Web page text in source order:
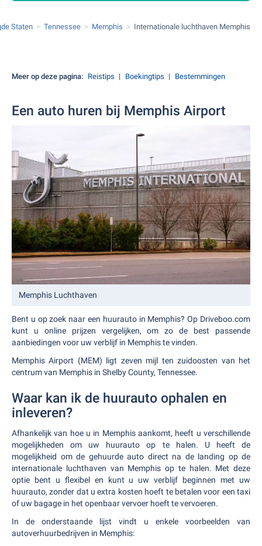
Staten Tennessee Memphis Internationale luchthaven Memphis
Meer op deze pagina: Reistips Boekingtips Bestemmingen
Een auto huren bij Memphis Airport
Memphis Luchthaven
Bent u op zoek naar een huurauto in Memphis? Op Driveboo.com
kunt u online prijzen vergelijken, om zo de best passende
aanbiedingen voor uw verblijf in Memphis te vinden.
Memphis Airport (MEM) ligt zeven mijl ten zuidoosten van het
centrum van Memphis in Shelby County, Tennessee.
Waar kan ik de huurauto ophalen en
inleveren?
Afhankelijk van hoe u in Memphis aankomt, heeft u verschillende
mogelijkheden om uw huurauto op te halen. U heeft de
mogelijkheid om de gehuurde auto direct na de landing op de
internationale luchthaven van Memphis op te halen. Met deze
optie bent u flexibel en kunt u uw verblijf beginnen met uw
huurauto, zonder dat u extra kosten hoeft te betalen voor een taxi
of uw bagage in het openbaar vervoer hoeft te vervoeren.
In de onderstaande lijst vindt u enkele voorbeelden van
autoverhuurbedrijven in Memphis: